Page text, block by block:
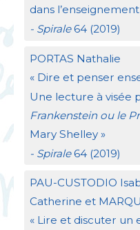
dans
- Spirale64 (2019)
PORTAS Nathalie
« Dire et penser
Une lecture à visée
Frankenstein ou le
Mary Shelley »
- Spirale64 (2019)
PAU-CUSTODIO
Catherine et
« Lire et discuter un